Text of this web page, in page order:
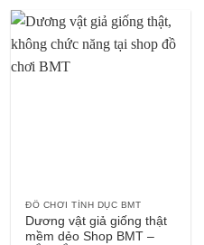
ĐỒ CHƠI TÌNH DỤC BMT
Dương vật giả giống thật
mềm dẻo Shop BMT –